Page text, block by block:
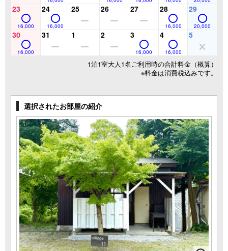
23
16,000
24
16,000
25 26 27 28
16,000
29
20,000
30
16,000
31 1 2 3
16,000
4
16,000
5
1泊1室大人1名ご利用時の合計料金（概算）
※料金は消費税込みです。
選択されたお部屋の紹介